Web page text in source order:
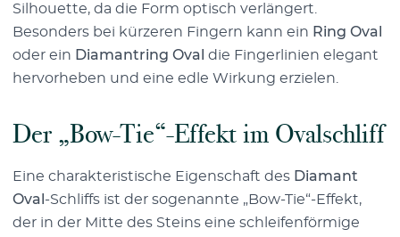
Silhouette, da die Form optisch verlängert.
Besonders bei kürzeren Fingern kann ein Ring Oval
oder ein Diamantring Oval die Fingerlinien elegant
hervorheben und eine edle Wirkung erzielen.
Der „Bow-Tie“-Effekt im Ovalschliff
Eine charakteristische Eigenschaft des Diamant
Oval -Schliffs ist der sogenannte „Bow-Tie“-Effekt,
der in der Mitte des Steins eine schleifenförmige